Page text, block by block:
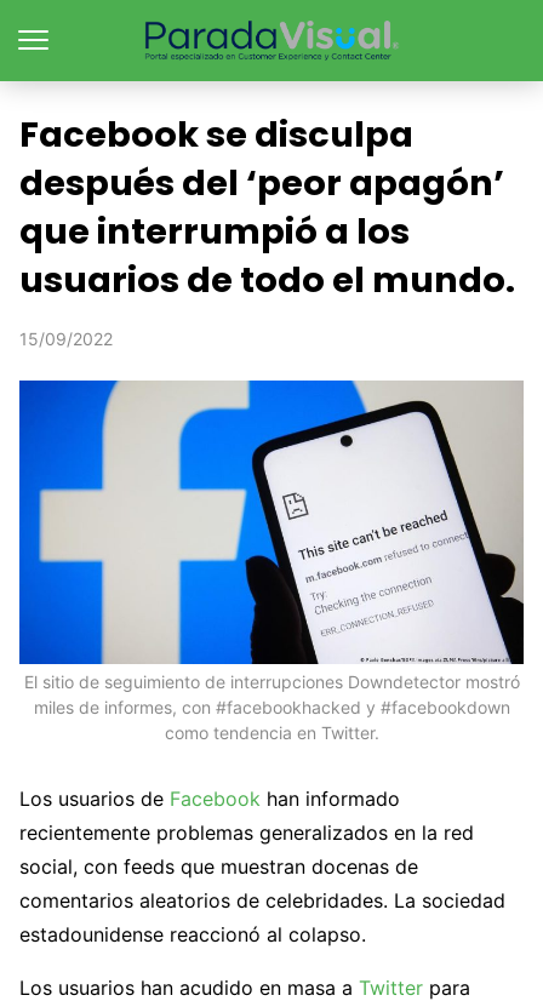
Facebook se disculpa
después del ‘peor apagón’
que interrumpió a los
usuarios de todo el mundo.
15/09/2022
El sitio de seguimiento de interrupciones Downdetector mostró
miles de informes, con #facebookhacked y #facebookdown
como tendencia en Twitter.
Los usuarios de Facebook han informado
recientemente problemas generalizados en la red
social, con feeds que muestran docenas de
comentarios aleatorios de celebridades. La sociedad
estadounidense reaccionó al colapso.
Los usuarios han acudido en masa a Twitter para